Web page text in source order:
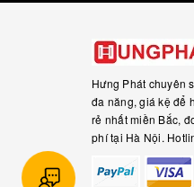
Hưng Phát chuyên
đa năng, giá kệ để
rẻ nhất miền Bắc,
phí tại Hà Nội.